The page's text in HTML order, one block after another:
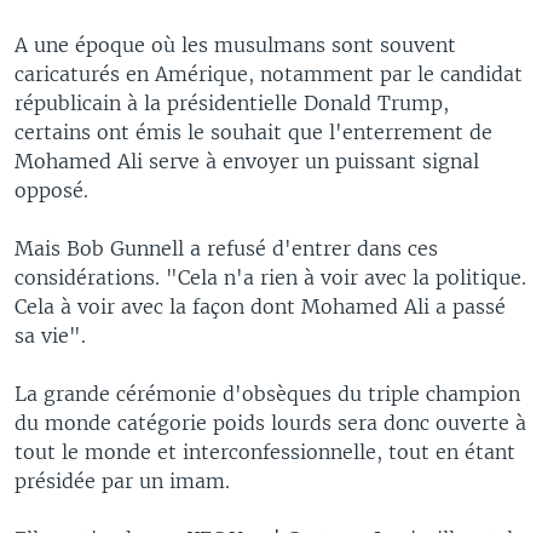
A une époque où les musulmans sont souvent
caricaturés en Amérique, notamment par le candidat
républicain à la présidentielle Donald Trump,
certains ont émis le souhait que l'enterrement de
Mohamed Ali serve à envoyer un puissant signal
opposé.
Mais Bob Gunnell a refusé d'entrer dans ces
considérations. "Cela n'a rien à voir avec la politique.
Cela à voir avec la façon dont Mohamed Ali a passé
sa vie".
La grande cérémonie d'obsèques du triple champion
du monde catégorie poids lourds sera donc ouverte à
tout le monde et interconfessionnelle, tout en étant
présidée par un imam.